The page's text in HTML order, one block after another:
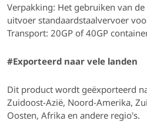
Verpakking: Het gebruiken van
uitvoer standaardstaalvervoer
Transport: 20GP of 40GP
#Exporteerd naar vele landen
Dit product wordt geëxporteerd
Zuidoost-Azië, Noord-Amerika,
Oosten, Afrika en andere regio's.